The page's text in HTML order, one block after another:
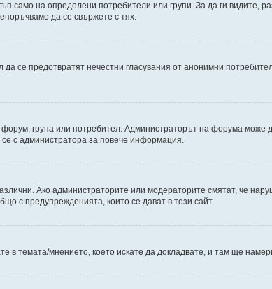
само на определени потребители или групи. За да ги видите,
да се свържете с тях.
се предотвратят нечестни гласувания от анонимни
група или потребител. Администраторът на форума
с администратора за повече информация.
Ако администраторите или модераторите смятат, че
с предупрежденията, които се дават в този сайт.
в темата/мнението, което искате да докладвате, и там ще